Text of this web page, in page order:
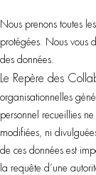
Nous prenons toutes
protégées. Nous vous
des données.
Le Repère des
organisationnelles
personnel recueillies
modifiées, ni
de ces données est
la requête d’une